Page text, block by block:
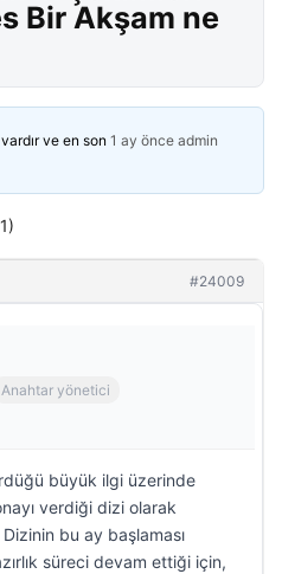
Bir Akşam ne
ve en son 1 ay önce admin
#24009
Anahtar yönetici
büyük ilgi üzerinde
verdiği dizi olarak
bu ay başlaması
süreci devam ettiği için,